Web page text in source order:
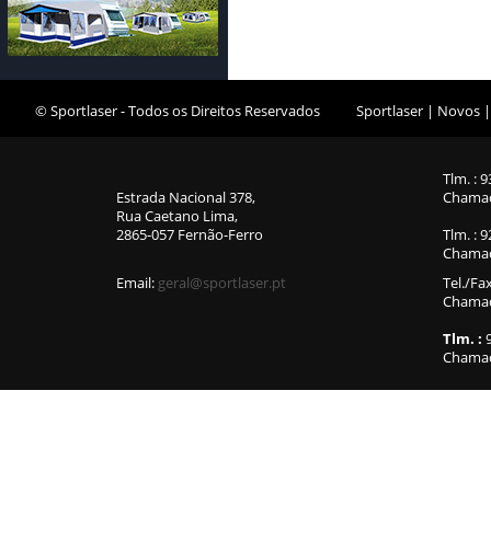
© Sportlaser - Todos os Direitos Reservados Sportlaser | Novos
Estrada Nacional 378,
Rua Caetano Lima,
2865-057 Fernão-Ferro
Email: geral@sportlaser.pt
Tlm. :
Tlm. :
Tel./
Tlm. :